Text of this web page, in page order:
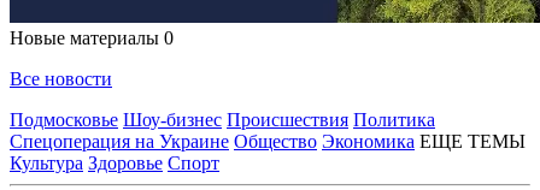
Новые материалы 0
Все новости
Подмосковье Шоу-бизнес Происшествия Политика
Спецоперация на Украине Общество Экономика ЕЩЕ ТЕМЫ
Культура Здоровье Спорт